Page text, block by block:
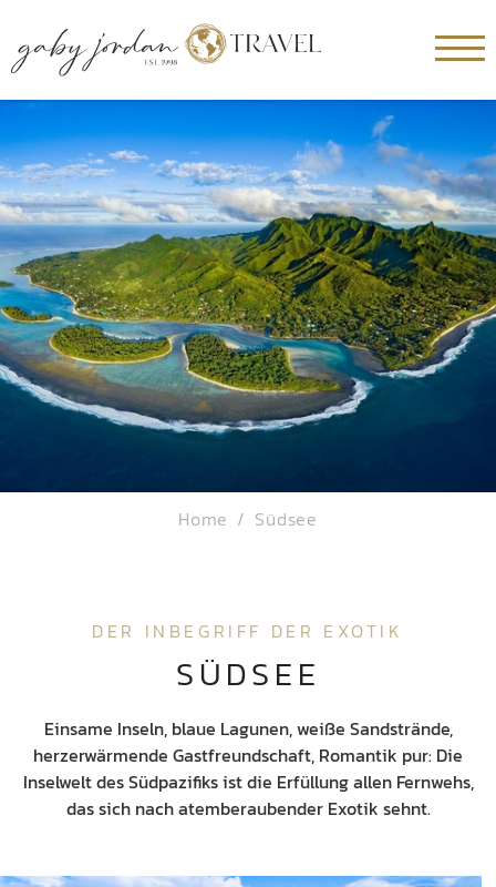
Home Südsee
DER INBEGRIFF DER EXOTIK
SÜDSEE
Einsame Inseln, blaue Lagunen, weiße Sandstrände,
herzerwärmende Gastfreundschaft, Romantik pur: Die
Inselwelt des Südpazifiks ist die Erfüllung allen Fernwehs,
das sich nach atemberaubender Exotik sehnt.